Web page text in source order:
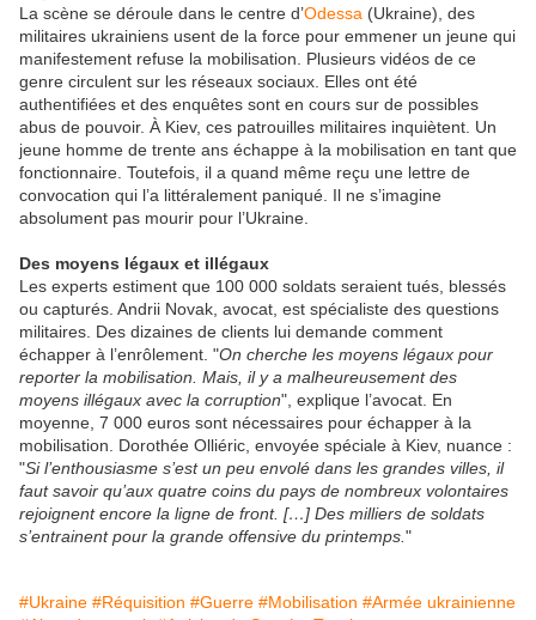
La scène se déroule dans le centre d’Odessa (Ukraine), des
militaires ukrainiens usent de la force pour emmener un jeune qui
manifestement refuse la mobilisation. Plusieurs vidéos de ce
genre circulent sur les réseaux sociaux. Elles ont été
authentifiées et des enquêtes sont en cours sur de possibles
abus de pouvoir. À Kiev, ces patrouilles militaires inquiètent. Un
jeune homme de trente ans échappe à la mobilisation en tant que
fonctionnaire. Toutefois, il a quand même reçu une lettre de
convocation qui l’a littéralement paniqué. Il ne s’imagine
absolument pas mourir pour l’Ukraine.
Des moyens légaux et illégaux
Les experts estiment que 100 000 soldats seraient tués, blessés
ou capturés. Andrii Novak, avocat, est spécialiste des questions
militaires. Des dizaines de clients lui demande comment
échapper à l’enrôlement. "On cherche les moyens légaux pour
reporter la mobilisation. Mais, il y a malheureusement des
moyens illégaux avec la corruption", explique l’avocat. En
moyenne, 7 000 euros sont nécessaires pour échapper à la
mobilisation. Dorothée Olliéric, envoyée spéciale à Kiev, nuance :
"Si l’enthousiasme s’est un peu envolé dans les grandes villes, il
faut savoir qu’aux quatre coins du pays de nombreux volontaires
rejoignent encore la ligne de front. […] Des milliers de soldats
s’entrainent pour la grande offensive du printemps. "
#Ukraine #Réquisition #Guerre #Mobilisation #Armée ukrainienne